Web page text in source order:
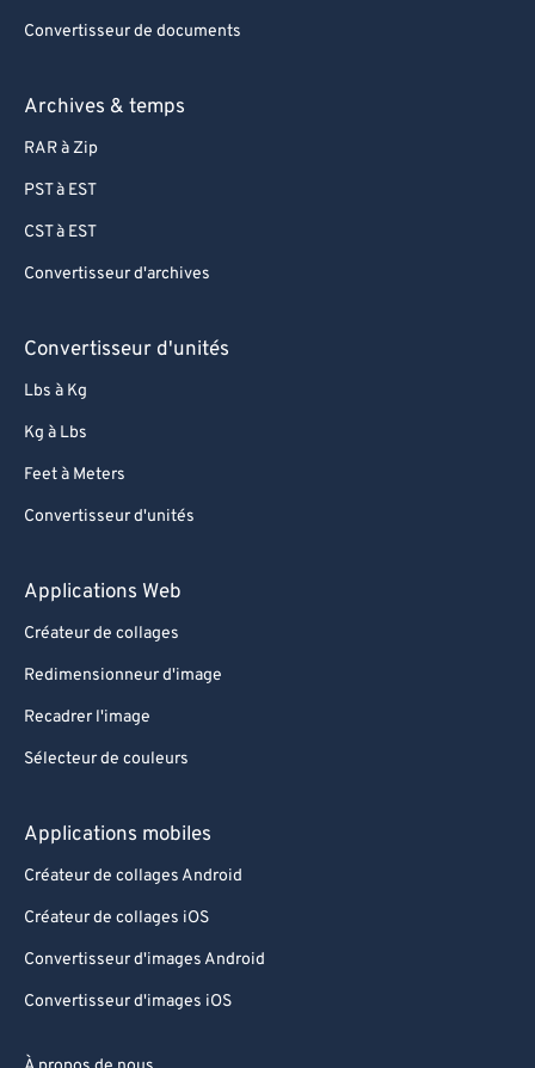
Convertisseur de documents
Archives & temps
RAR à Zip
PST à EST
CST à EST
Convertisseur d'archives
Convertisseur d'unités
Lbs à Kg
Kg à Lbs
Feet à Meters
Convertisseur d'unités
Applications Web
Créateur de collages
Redimensionneur d'image
Recadrer l'image
Sélecteur de couleurs
Applications mobiles
Créateur de collages Android
Créateur de collages iOS
Convertisseur d'images Android
Convertisseur d'images iOS